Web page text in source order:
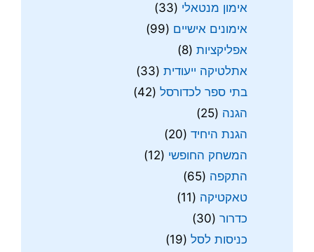
אימון מנטאלי (33)
אימונים אישיים (99)
אפליקציות (8)
אתלטיקה ייעודית (33)
בתי ספר לכדורסל (42)
הגנה (25)
הגנת היחיד (20)
המשחק החופשי (12)
התקפה (65)
טאקטיקה (11)
כדרור (30)
כניסות לסל (19)